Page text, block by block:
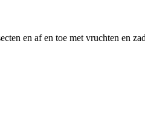
en af en toe met vruchten en